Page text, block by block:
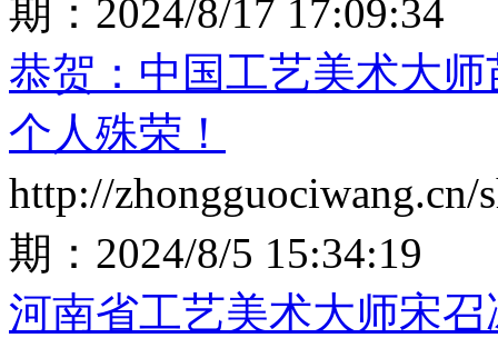
期： 2024/8/17 17:09:34
恭贺：中国工艺美术大
个人殊荣！
http://zhongguociwang.cn/
期： 2024/8/5 15:34:19
河南省工艺美术大师宋